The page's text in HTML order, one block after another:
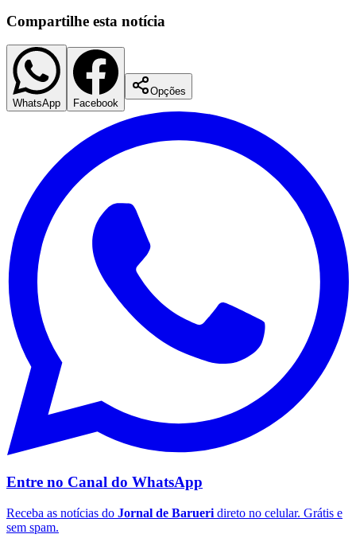
Vasco
Compartilhe esta notícia
WhatsApp Facebook
Opções
Entre no Canal do WhatsApp
Receba as notícias do Jornal de Barueri direto no celular. Grátis e
sem spam.